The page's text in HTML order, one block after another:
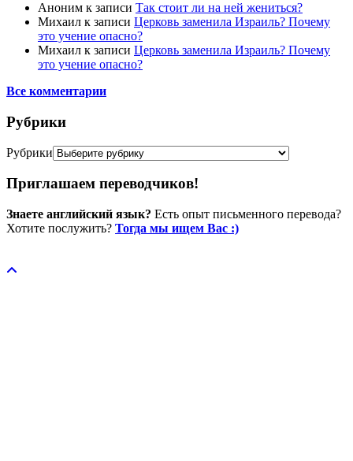
Аноним к записи Так стоит ли на ней жениться?
Михаил к записи Церковь заменила Израиль? Почему
это учение опасно?
Михаил к записи Церковь заменила Израиль? Почему
это учение опасно?
Все комментарии
Рубрики
Рубрики
Приглашаем переводчиков!
Знаете английский язык? Есть опыт письменного перевода?
Хотите послужить? Тогда мы ищем Вас :)